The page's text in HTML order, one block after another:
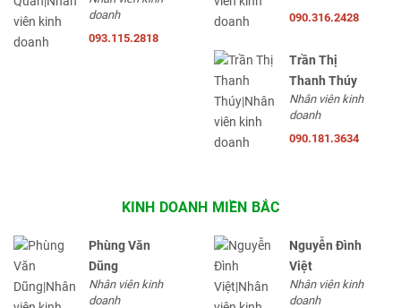
doanh
093.115.2818
090.316.2428
Trần Thị
Thanh Thúy
Nhân viên kinh
doanh
090.181.3634
KINH DOANH MIỀN BẮC
Phùng Văn
Dũng
Nhân viên kinh
doanh
Nguyễn Đình
Việt
Nhân viên kinh
doanh